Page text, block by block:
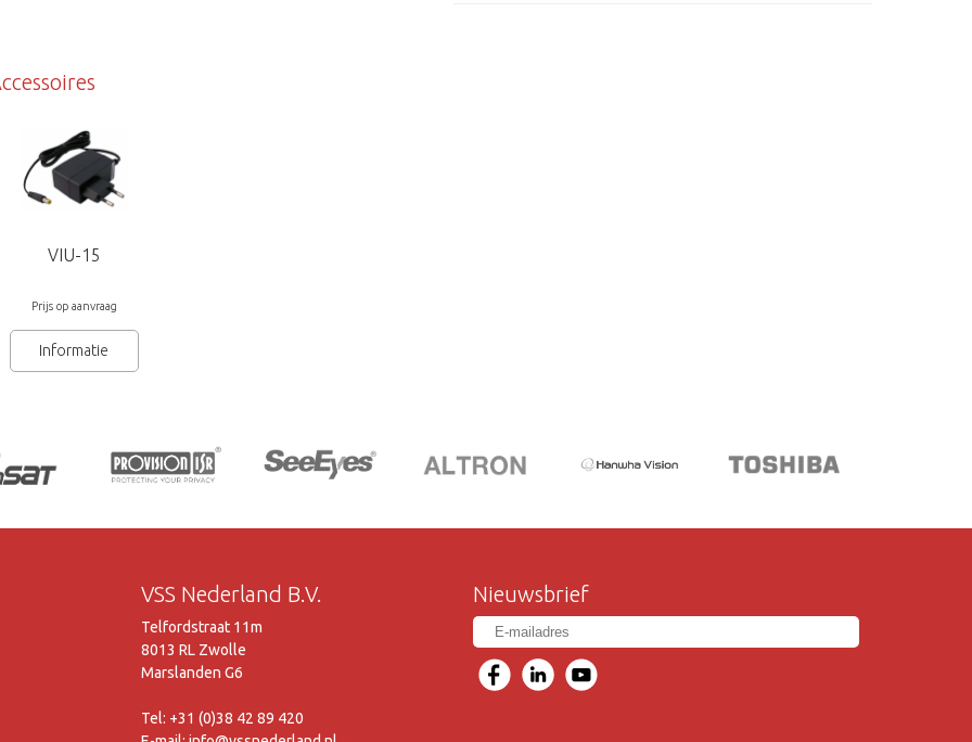
VIU-15
Prijs op aanvraag
Informatie
VSS Nederland B.V.
Telfordstraat 11m
8013 RL Zwolle
Marslanden G6
Tel: +31 (0)38 42 89 420
Nieuwsbrief